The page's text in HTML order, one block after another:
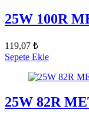
25W 100R
119,07 ₺
Sepete Ekle
25W 82R